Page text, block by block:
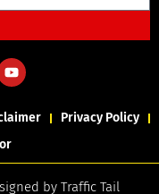
Privacy Policy
by Traffic Tail